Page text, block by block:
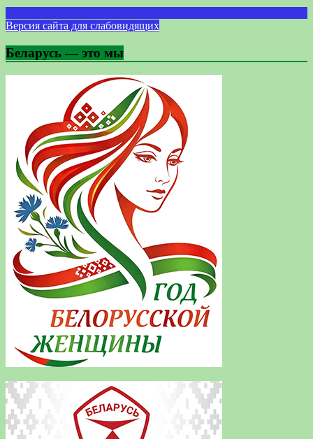
Версия сайта для слабовидящих
Беларусь — это мы